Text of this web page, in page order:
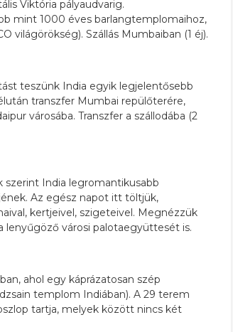
Viktória pályaudvarig.
mint 1000 éves barlangtemplomaihoz,
világörökség). Szállás Mumbaiban (1 éj).
teszünk India egyik legjelentősebb
transzfer Mumbai repülőterére,
városába. Transzfer a szállodába (2
szerint India legromantikusabb
Az egész napot itt töltjük,
kertjeivel, szigeteivel. Megnézzük
lenyűgöző városi palotaegyüttesét is.
ahol egy káprázatosan szép
templom Indiában). A 29 terem
tartja, melyek között nincs két